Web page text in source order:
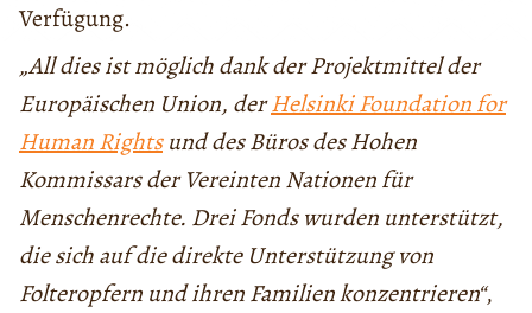
Verfügung.
„All dies ist möglich dank der Projektmittel der
Europäischen Union, derHelsinki Foundation for
Human Rightsund des Büros des Hohen
Kommissars der Vereinten Nationen für
Menschenrechte. Drei Fonds wurden unterstützt,
die sich auf die direkte Unterstützung von
Folteropfern und ihren Familien konzentrieren“,